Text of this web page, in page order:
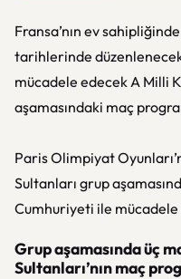
Fransa’nın ev
tarihlerinde
mücadele edecek A Milli
aşamasındaki maç
Paris Olimpiyat
Sultanları grup
Cumhuriyeti ile
Grup aşamasında üç
Sultanları’nın maç